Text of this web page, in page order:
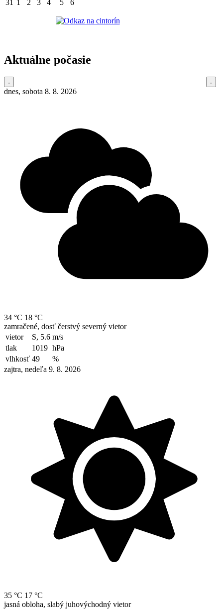
31 1 2 3 4 5 6
Aktuálne počasie
dnes, sobota 8. 8. 2026
34 °C 18 °C
zamračené, dosť čerstvý severný vietor
vietor
S, 5.6 m/s
tlak
1019 hPa
vlhkosť 49
%
zajtra, nedeľa 9. 8. 2026
35 °C 17 °C
jasná obloha, slabý juhovýchodný vietor